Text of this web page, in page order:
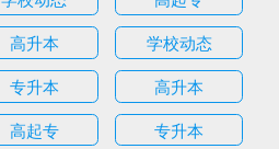
高升本
学校动态
专升本
高升本
高起专
专升本